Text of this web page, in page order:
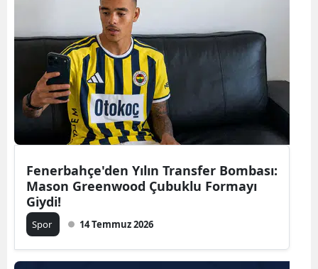
Fenerbahçe'den Yılın Transfer Bombası:
Mason Greenwood Çubuklu Formayı
Giydi!
Spor 14 Temmuz 2026